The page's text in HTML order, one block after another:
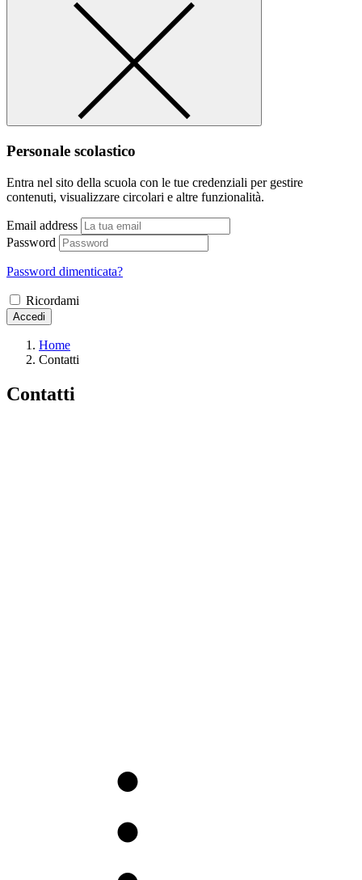
Personale scolastico
Entra nel sito della scuola con le tue credenziali per gestire
contenuti, visualizzare circolari e altre funzionalità.
Email address
Password
Password dimenticata?
Ricordami
Accedi
Home
Contatti
Contatti